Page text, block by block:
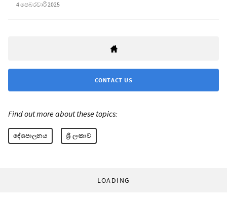
4 පෙබරවාරි 2025
CONTACT US
Find out more about these topics:
දේශපාලනය ශ්‍රී ලංකාව
LOADING